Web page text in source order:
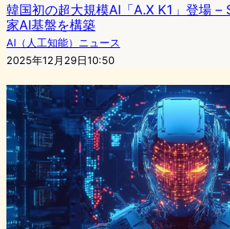
韓国初の超大規模AI「A.X K1」登場 –
家AI基盤を構築
AI（人工知能）ニュース
2025年12月29日10:50